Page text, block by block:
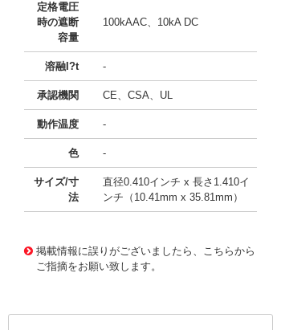
定格電圧
時の遮断
容量
100kAAC、10kA DC
溶融I?t -
承認機関 CE、CSA、UL
動作温度 -
色 -
サイズ/寸
法
直径0.410インチ x 長さ1.410イ
ンチ（10.41mm x 35.81mm）
掲載情報に誤りがございましたら、こちらから
ご指摘をお願い致します。